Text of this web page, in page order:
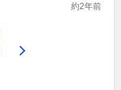
約2年前